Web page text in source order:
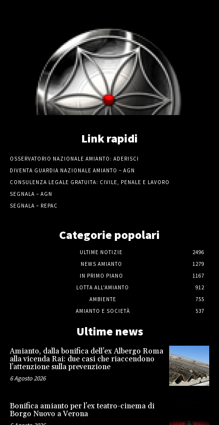
Link rapidi
OSSERVATORIO NAZIONALE AMIANTO: ADERISCI
DIVENTA GUARDIA NAZIONALE AMIANTO – AGN
CONSULENZA LEGALE GRATUITA: CIVILE, PENALE E LAVORO
SEGNALA – AGN
SEGNALA – REPAC
Categorie popolari
ULTIME NOTIZIE
2496
NEWS AMIANTO
1279
IN PRIMO PIANO
1167
LOTTA ALL'AMIANTO
912
AMBIENTE
755
AMIANTO E SOCIETÀ
537
Ultime news
Amianto, dalla bonifica dell’ex Albergo Roma
alla vicenda Rai: due casi che riaccendono
l’attenzione sulla prevenzione
6 Agosto 2026
Bonifica amianto per l’ex teatro-cinema di
Borgo Nuovo a Verona